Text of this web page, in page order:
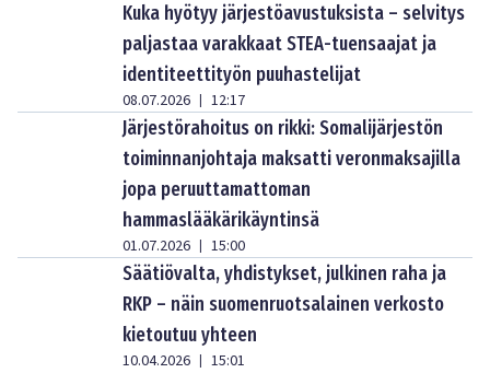
Kuka hyötyy järjestöavustuksista – selvitys
paljastaa varakkaat STEA-tuensaajat ja
identiteettityön puuhastelijat
08.07.2026 | 12:17
Järjestörahoitus on rikki: Somalijärjestön
toiminnanjohtaja maksatti veronmaksajilla
jopa peruuttamattoman
hammaslääkärikäyntinsä
01.07.2026 | 15:00
Säätiövalta, yhdistykset, julkinen raha ja
RKP – näin suomenruotsalainen verkosto
kietoutuu yhteen
10.04.2026 | 15:01